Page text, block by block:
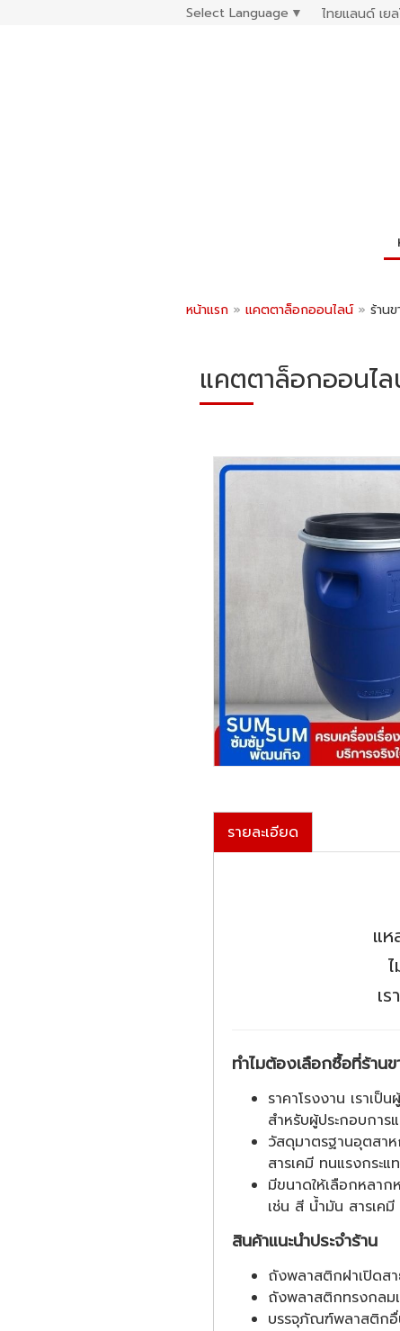
Select Language ▼ ไทยแลนด์ เยล
หน้าแรก » แคตตาล็อกออนไลน์ » ร้าน
แคตตาล็อกออนไ
รายละเอียด
แ
เ
ทำไมต้องเลือกซื้อที่ร้าน
ราคาโรงงาน เราเ
สำหรับผู้ประกอบการ
วัสดุมาตรฐานอุตสา
สารเคมี ทนแรงกระ
มีขนาดให้เลือกหลา
เช่น สี น้ำมัน สารเค
สินค้าแนะนำประจำร้าน
ถังพลาสติกฝาเปิดส
ถังพลาสติกทรงกลม
บรรจุภัณฑ์พลาสติกอื่